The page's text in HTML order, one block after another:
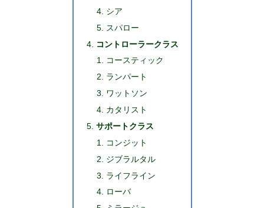
シア
スパロー
コントローラークラス
コースティック
ランパート
ワットソン
カタリスト
サポートクラス
コンジット
ジブラルタル
ライフライン
ローバ